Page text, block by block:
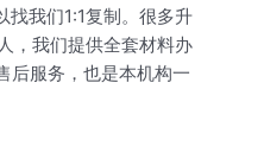
我们1:1复制。很多升
，我们提供全套材料办
后服务，也是本机构一